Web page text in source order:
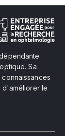
Sa
d'améliorer le